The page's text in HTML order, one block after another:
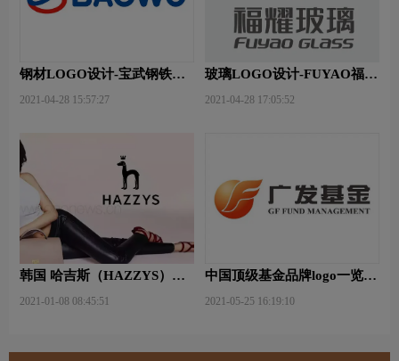
钢材LOGO设计-宝武钢铁品
2021-04-28 15:57:27
玻璃LOGO设计-FUYAO福耀
2021-04-28 17:05:52
韩国 哈吉斯（HAZZYS）品
2021-01-08 08:45:51
中国顶级基金品牌logo一览：
2021-05-25 16:19:10